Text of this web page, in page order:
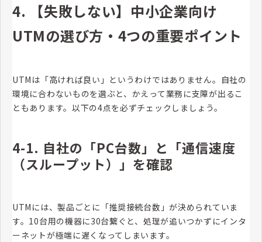
4. 【失敗しない】中小企業向け
UTMの選び方・4つの重要ポイント
UTMは「高ければ良い」というわけではありません。自社の
環境に合わないものを選ぶと、かえって業務に支障が出るこ
ともあります。以下の4点を必ずチェックしましょう。
4-1. 自社の「PC台数」と「通信速度
（スループット）」を確認
UTMには、製品ごとに「推奨接続台数」が決められていま
す。10台用の機器に30台繋ぐと、処理が追いつかずにインタ
ーネットが極端に遅くなってしまいます。